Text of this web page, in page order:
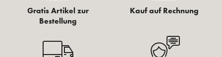
Gratis Artikel zur
Bestellung
Kauf auf Rechnung